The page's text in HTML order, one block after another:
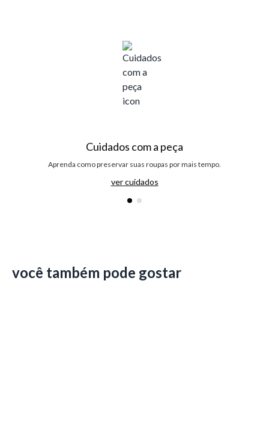
Cuidados com a peça
Aprenda como preservar suas roupas por mais tempo.
ver cuidados
você também pode gostar